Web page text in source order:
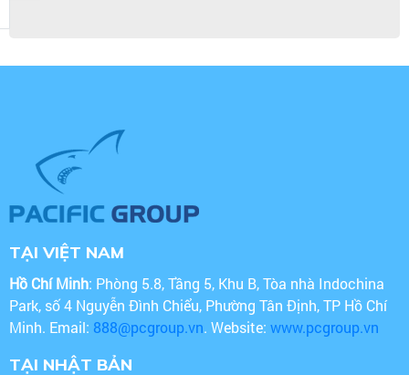
TẠI VIỆT NAM
Hồ Chí Minh: Phòng 5.8, Tầng 5, Khu B, Tòa nhà Indochina
Park, số 4 Nguyễn Đình Chiểu, Phường Tân Định, TP Hồ Chí
Minh. Email: 888@pcgroup.vn. Website: www.pcgroup.vn
TẠI NHẬT BẢN